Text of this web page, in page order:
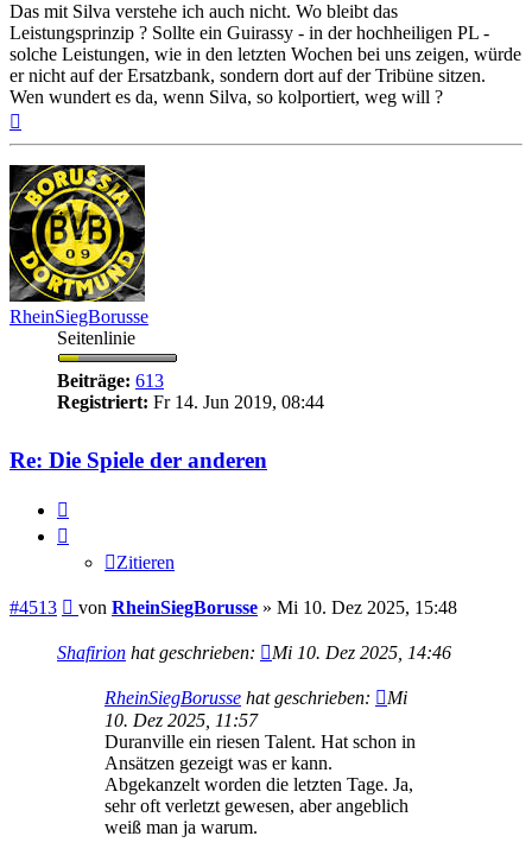
Das mit Silva verstehe ich auch nicht. Wo bleibt das
Leistungsprinzip ? Sollte ein Guirassy - in der hochheiligen PL -
solche Leistungen, wie in den letzten Wochen bei uns zeigen, würde
er nicht auf der Ersatzbank, sondern dort auf der Tribüne sitzen.
Wen wundert es da, wenn Silva, so kolportiert, weg will ?
RheinSiegBorusse
Seitenlinie
Beiträge: 613
Registriert: Fr 14. Jun 2019, 08:44
Re: Die Spiele der anderen
Zitieren
#4513 Beitrag
von RheinSiegBorusse » Mi 10. Dez 2025, 15:48
Shafirion hat geschrieben: Mi 10. Dez 2025, 14:46
RheinSiegBorusse hat geschrieben:
Mi
10. Dez 2025, 11:57
Duranville ein riesen Talent. Hat schon in
Ansätzen gezeigt was er kann.
Abgekanzelt worden die letzten Tage. Ja,
sehr oft verletzt gewesen, aber angeblich
weiß man ja warum.